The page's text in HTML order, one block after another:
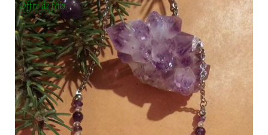
Offre de fêtes